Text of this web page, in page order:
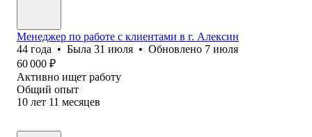
Менеджер по работе с клиентами в г. Алексин
44 года • Была 31 июля • Обновлено 7 июля
60 000 ₽
Активно ищет работу
Общий опыт
10 лет 11 месяцев